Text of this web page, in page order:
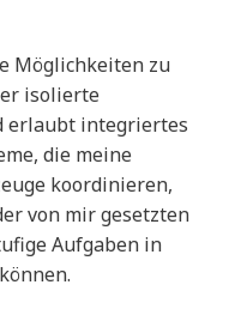
Möglichkeiten zu
isolierte
erlaubt integriertes
die meine
koordinieren,
von mir gesetzten
Aufgaben in